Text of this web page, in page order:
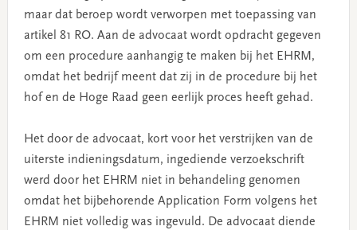
maar dat beroep wordt verworpen met toepassing van
artikel 81 RO. Aan de advocaat wordt opdracht gegeven
om een procedure aanhangig te maken bij het EHRM,
omdat het bedrijf meent dat zij in de procedure bij het
hof en de Hoge Raad geen eerlijk proces heeft gehad.
Het door de advocaat, kort voor het verstrijken van de
uiterste indieningsdatum, ingediende verzoekschrift
werd door het EHRM niet in behandeling genomen
omdat het bijbehorende Application Form volgens het
EHRM niet volledig was ingevuld. De advocaat diende